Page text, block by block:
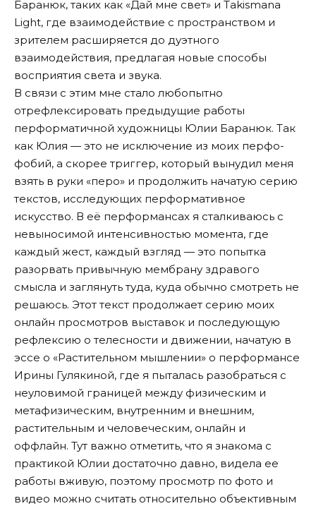
Баранюк, таких как «Дай мне свет» и Takismana
Light, где взаимодействие с пространством и
зрителем расширяется до дуэтного
взаимодействия, предлагая новые способы
восприятия света и звука.
В связи с этим мне стало любопытно
отрефлексировать предыдущие работы
перформатичной художницы Юлии Баранюк. Так
как Юлия — это не исключение из моих перфо-
фобий, а скорее триггер, который вынудил меня
взять в руки «перо» и продолжить начатую серию
текстов, исследующих перформативное
искусство. В её перформансах я сталкиваюсь с
невыносимой интенсивностью момента, где
каждый жест, каждый взгляд — это попытка
разорвать привычную мембрану здравого
смысла и заглянуть туда, куда обычно смотреть не
решаюсь. Этот текст продолжает серию моих
онлайн просмотров выставок и последующую
рефлексию о телесности и движении, начатую в
эссе о «Растительном мышлении» о перформансе
Ирины Гулякиной, где я пыталась разобраться с
неуловимой границей между физическим и
метафизическим, внутренним и внешним,
растительным и человеческим, онлайн и
оффлайн. Тут важно отметить, что я знакома с
практикой Юлии достаточно давно, видела ее
работы вживую, поэтому просмотр по фото и
видео можно считать относительно объективным